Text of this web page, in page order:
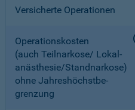
Versicherte Operationen
Operationskosten
(auch Teilnarkose/ Lokal­
anästhesie/Standnarkose)
ohne Jahreshöchstbe­
grenzung